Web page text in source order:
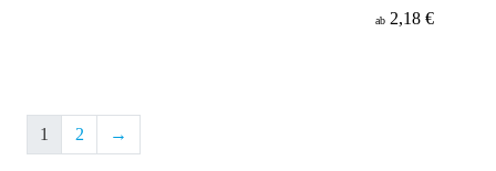
ab 2,18 €
1 2 →